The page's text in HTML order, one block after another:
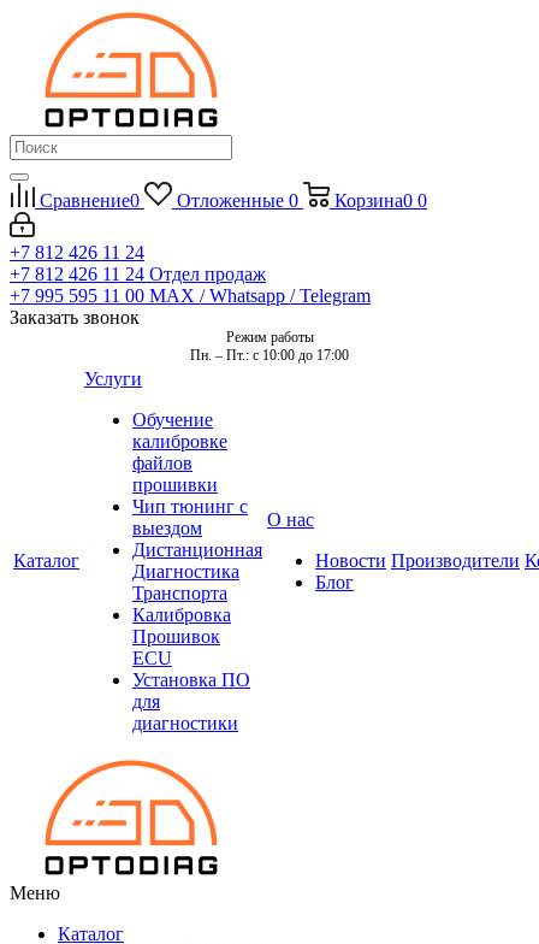
Сравнение0 Отложенные 0 Корзина0 0
+7 812 426 11 24
+7 812 426 11 24 Отдел продаж
+7 995 595 11 00 MAX / Whatsapp / Telegram
Заказать звонок
Режим работы
Пн. – Пт.: с 10:00 до 17:00
Каталог
Услуги
Обучение
калибровке
файлов
прошивки
Чип тюнинг с
выездом
Дистанционная
Диагностика
Транспорта
Калибровка
Прошивок
ECU
Установка ПО
для
диагностики
О нас
Новости
Блог
Производители
Меню
Каталог